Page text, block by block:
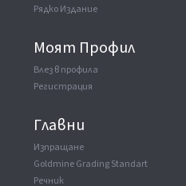
Рядко Издание
Моят Профил
Влез в профила
Регистрация
Главни
Изпращане
Goldmine Grading Standart
Речник